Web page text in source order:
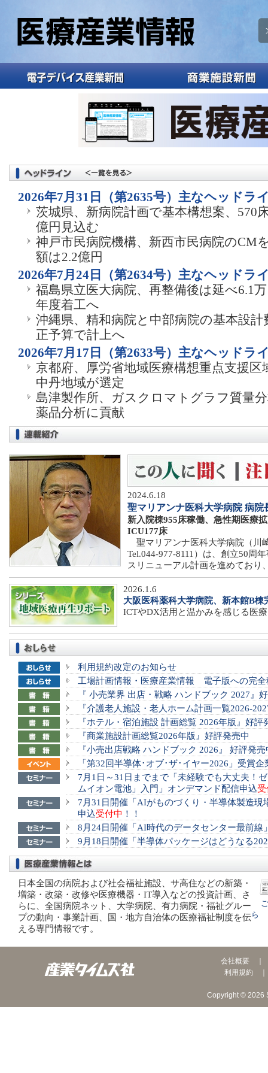
2026年7月31日（第2635号）主なヘッドラ
茨城県、新病院計画で基本構想案、570
億円見込む
神戸市民病院機構、新西市民病院のCM
額は2.2億円
2026年7月24日（第2634号）主なヘッドラ
福島県立医大病院、再整備後は延べ6.1
年度着工へ
沖縄県、精和病院と中部病院の基本設計
正予算で計上へ
2026年7月17日（第2633号）主なヘッドラ
京都府、厚労省地域医療構想重点支援区
中丹地域が選定
島津製作所、ガスクロマトグラフ質量
薬品分析に貢献
2024.6.18
聖マリアンナ医科大学病院 病院
新入院棟955床稼働、急性期医療
ICU177床
聖マリアンナ医科大学病院（川
Tel.044-977-8111）は、創立50周
スリニューアル計画を進めており
2026.1.6
大阪医科薬科大学病院、新本館B棟
ICTやDX活用と温かみを感じる医
利用規約改定のお知らせ
工場計画情報・医療産業情報 電子版への完全
『 小売業界 出店・戦略 ハンドブック 2027』
『介護老人施設・老人ホーム計画一覧2026-
『ホテル・宿泊施設 計画総覧 2026年版』好評
『商業施設計画総覧2026年版』好評発売中
『小売出店戦略 ハンドブック 2026』 好評発売
「第32回半導体･オブ･ザ･イヤー2026」受賞
7月1日～31日までまで「未経験でも大丈夫！
ムイオン電池」入門」オンデマンド配信申込
7月31日開催「AIがものづくり・半導体製造現
申込受付中 ！！
8月24日開催「AI時代のデータセンター最前線
9月18日開催「半導体パッケージはどうなる
日本全国の病院および社会福祉施設、サ高住などの新築・
増築・改築・改修や医療機器・IT導入などの投資計画、さ
らに、全国病院ネット、大学病院、有力病院・福祉グルー
プの動向・事業計画、国・地方自治体の医療福祉制度を伝
える専門情報です。
ご
ら
会社概要
利用規約
Copyright © 2026